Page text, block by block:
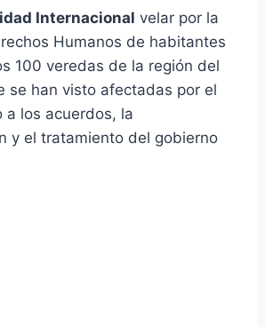
Internacional velar por la
Humanos de habitantes
100 veredas de la región del
se han visto afectadas por el
a los acuerdos, la
y el tratamiento del gobierno